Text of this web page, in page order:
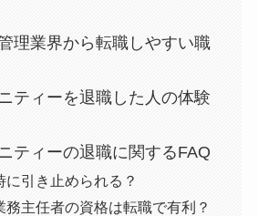
理業界から転職しやすい職
ティーを退職した人の体験
ティーの退職に関するFAQ
に引き止められる？
務主任者の資格は転職で有利？